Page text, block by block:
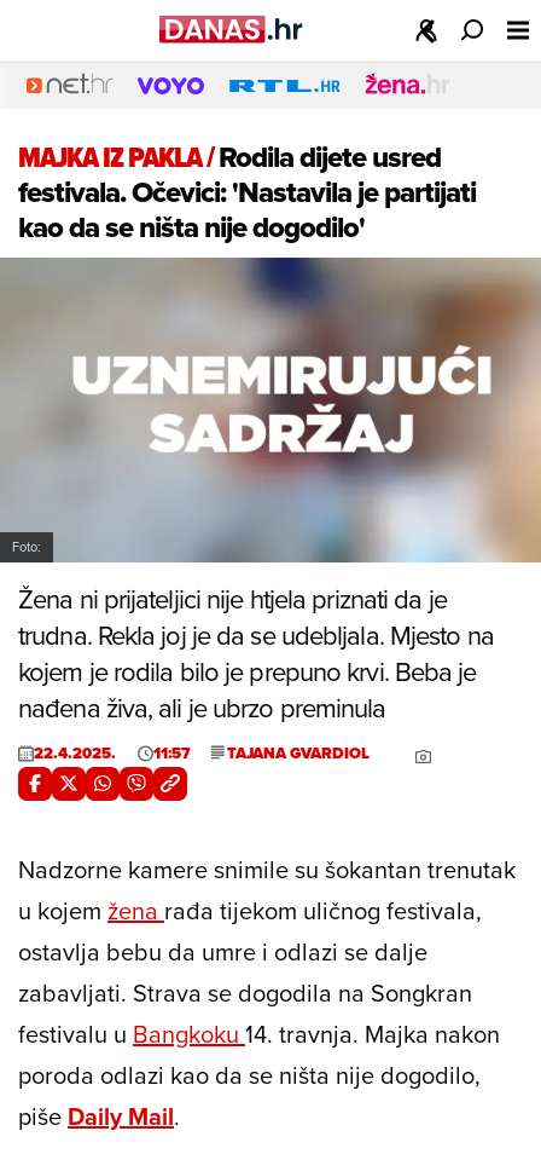
MAJKA IZ PAKLA/Rodila dijete usred
festivala. Očevici: 'Nastavila je partijati
kao da se ništa nije dogodilo'
Foto:
Žena ni prijateljici nije htjela priznati da je
trudna. Rekla joj je da se udebljala. Mjesto na
kojem je rodila bilo je prepuno krvi. Beba je
nađena živa, ali je ubrzo preminula
22.4.2025. 11:57 TAJANA GVARDIOL
Nadzorne kamere snimile su šokantan trenutak
u kojem žena rađa tijekom uličnog festivala,
ostavlja bebu da umre i odlazi se dalje
zabavljati. Strava se dogodila na Songkran
festivalu u Bangkoku 14. travnja. Majka nakon
poroda odlazi kao da se ništa nije dogodilo,
piše Daily Mail.